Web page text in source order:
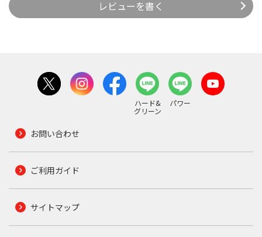
レビューを書く
ハード&
グリーン
パワー
お問い合わせ
ご利用ガイド
サイトマップ